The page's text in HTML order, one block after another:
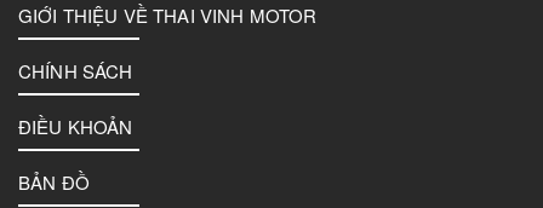
GIỚI THIỆU VỀ THAI VINH MOTOR
CHÍNH SÁCH
ĐIỀU KHOẢN
BẢN ĐỒ